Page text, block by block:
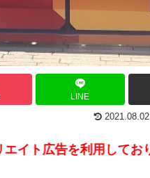
LINE
2021.08.02
利用しております